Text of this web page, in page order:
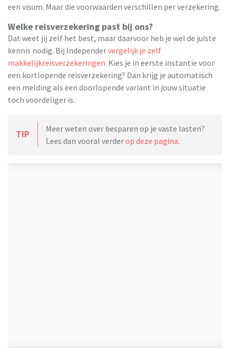
een visum. Maar die voorwaarden verschillen per verzekering.
Welke reisverzekering past bij ons?
Dat weet jij zelf het best, maar daarvoor heb je wel de juiste
kennis nodig. Bij Independervergelijk je zelf
makkelijkreisverzekeringen. Kies je in eerste instantie voor
een kortlopende reisverzekering? Dan krijg je automatisch
een melding als een doorlopende variant in jouw situatie
toch voordeliger is.
TIP
Meer weten over besparen op je vaste lasten?
Lees dan vooral verderop deze pagina.